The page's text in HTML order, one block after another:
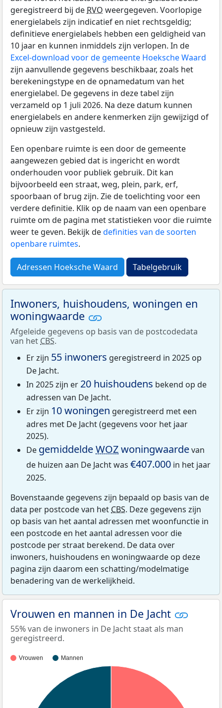
geregistreerd bij de RVO weergegeven. Voorlopige
energielabels zijn indicatief en niet rechtsgeldig;
definitieve energielabels hebben een geldigheid van
10 jaar en kunnen inmiddels zijn verlopen. In de
Excel-download voor de gemeente Hoeksche Waard
zijn aanvullende gegevens beschikbaar, zoals het
berekeningstype en de opnamedatum van het
energielabel. De gegevens in deze tabel zijn
verzameld op 1 juli 2026. Na deze datum kunnen
energielabels en andere kenmerken zijn gewijzigd of
opnieuw zijn vastgesteld.
Een openbare ruimte is een door de gemeente
aangewezen gebied dat is ingericht en wordt
onderhouden voor publiek gebruik. Dit kan
bijvoorbeeld een straat, weg, plein, park, erf,
spoorbaan of brug zijn. Zie de toelichting voor een
verdere definitie. Klik op de naam van een openbare
ruimte om de pagina met statistieken voor die ruimte
weer te geven. Bekijk dedefinities van de soorten
openbare ruimtes.
Adressen Hoeksche Waard Tabelgebruik
Inwoners, huishoudens, woningen en
woningwaarde
Afgeleide gegevens op basis van de postcodedata
van het CBS.
Er zijn 55 inwoners geregistreerd in 2025 op
De Jacht.
In 2025 zijn er 20 huishoudens bekend op de
adressen van De Jacht.
Er zijn 10 woningen geregistreerd met een
adres met De Jacht (gegevens voor het jaar
2025).
De gemiddeldeWOZwoningwaardevan
de huizen aan De Jacht was €407.000 in het jaar
2025.
Bovenstaande gegevens zijn bepaald op basis van de
data per postcode van het CBS. Deze gegevens zijn
op basis van het aantal adressen met woonfunctie in
een postcode en het aantal adressen voor die
postcode per straat berekend. De data over
inwoners, huishoudens en woningwaarde op deze
pagina zijn daarom een schatting/modelmatige
benadering van de werkelijkheid.
Vrouwen en mannen in De Jacht
55% van de inwoners in De Jacht staat als man
geregistreerd.
Vrouwen Mannen